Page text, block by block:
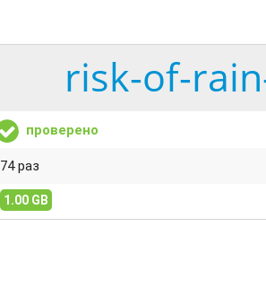
risk-of-
проверено
74 раз
1.00 GB